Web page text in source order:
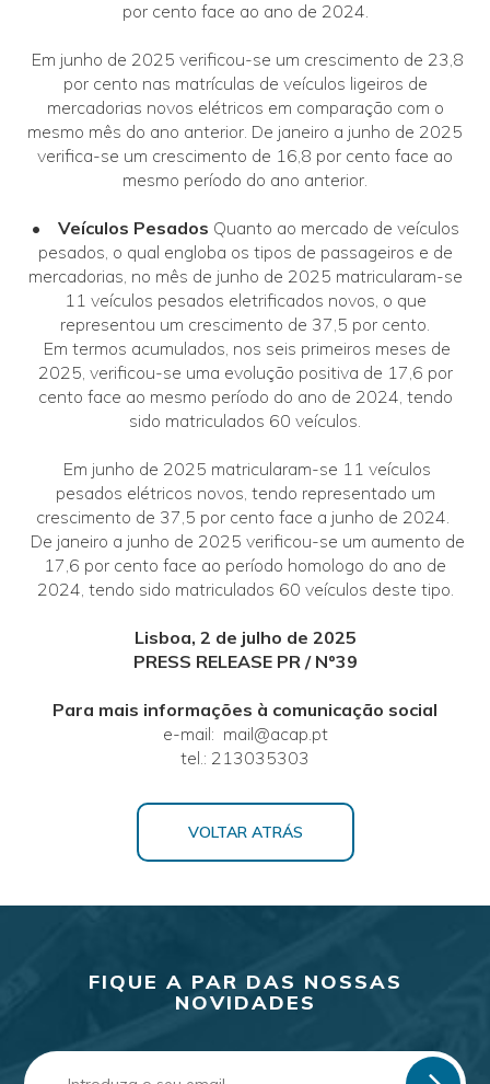
por cento face ao ano de 2024.
Em junho de 2025 verificou-se um crescimento de 23,8
por cento nas matrículas de veículos ligeiros de
mercadorias novos elétricos em comparação com o
mesmo mês do ano anterior. De janeiro a junho de 2025
verifica-se um crescimento de 16,8 por cento face ao
mesmo período do ano anterior.
• Veículos Pesados Quanto ao mercado de veículos
pesados, o qual engloba os tipos de passageiros e de
mercadorias, no mês de junho de 2025 matricularam-se
11 veículos pesados eletrificados novos, o que
representou um crescimento de 37,5 por cento.
Em termos acumulados, nos seis primeiros meses de
2025, verificou-se uma evolução positiva de 17,6 por
cento face ao mesmo período do ano de 2024, tendo
sido matriculados 60 veículos.
Em junho de 2025 matricularam-se 11 veículos
pesados elétricos novos, tendo representado um
crescimento de 37,5 por cento face a junho de 2024.
De janeiro a junho de 2025 verificou-se um aumento de
17,6 por cento face ao período homologo do ano de
2024, tendo sido matriculados 60 veículos deste tipo.
Lisboa, 2 de julho de 2025
PRESS RELEASE PR / Nº39
Para mais informações à comunicação social
e-mail: mail@acap.pt
tel.: 213035303
VOLTAR ATRÁS
FIQUE A PAR DAS NOSSAS
NOVIDADES